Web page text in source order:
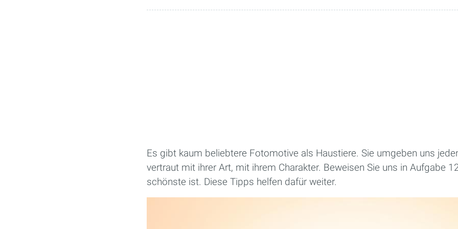
Es gibt kaum beliebtere Fotomotive als Haustiere. Sie umgeben uns
vertraut mit ihrer Art, mit ihrem Charakter. Beweisen Sie uns in Aufgabe
schönste ist. Diese Tipps helfen dafür weiter.